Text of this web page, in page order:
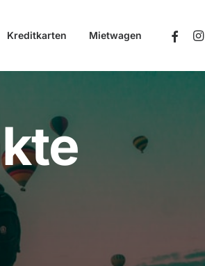
Kreditkarten Mietwagen